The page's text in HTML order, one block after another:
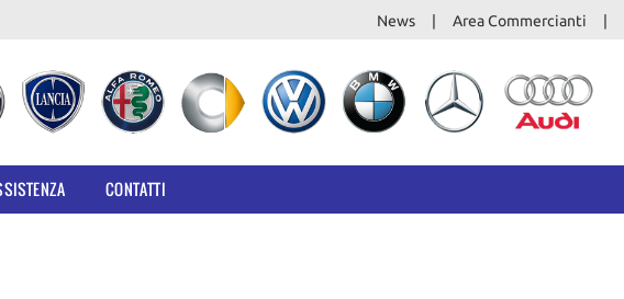
News Area Commercianti
CONTATTI